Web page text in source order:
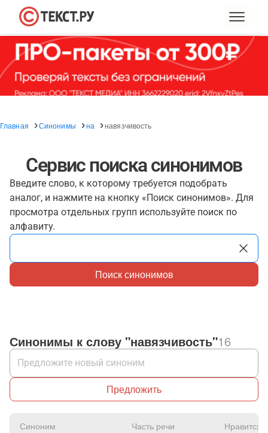
Главная Синонимы на навязчивость
Сервис поиска синонимов
Введите слово, к которому требуется подобрать
аналог, и нажмите на кнопку «Поиск синонимов». Для
просмотра отдельных групп используйте поиск по
алфавиту.
Поиск синонимов
Синонимы к слову "навязчивость"16
Предложить
Синоним Часть речи Нравится